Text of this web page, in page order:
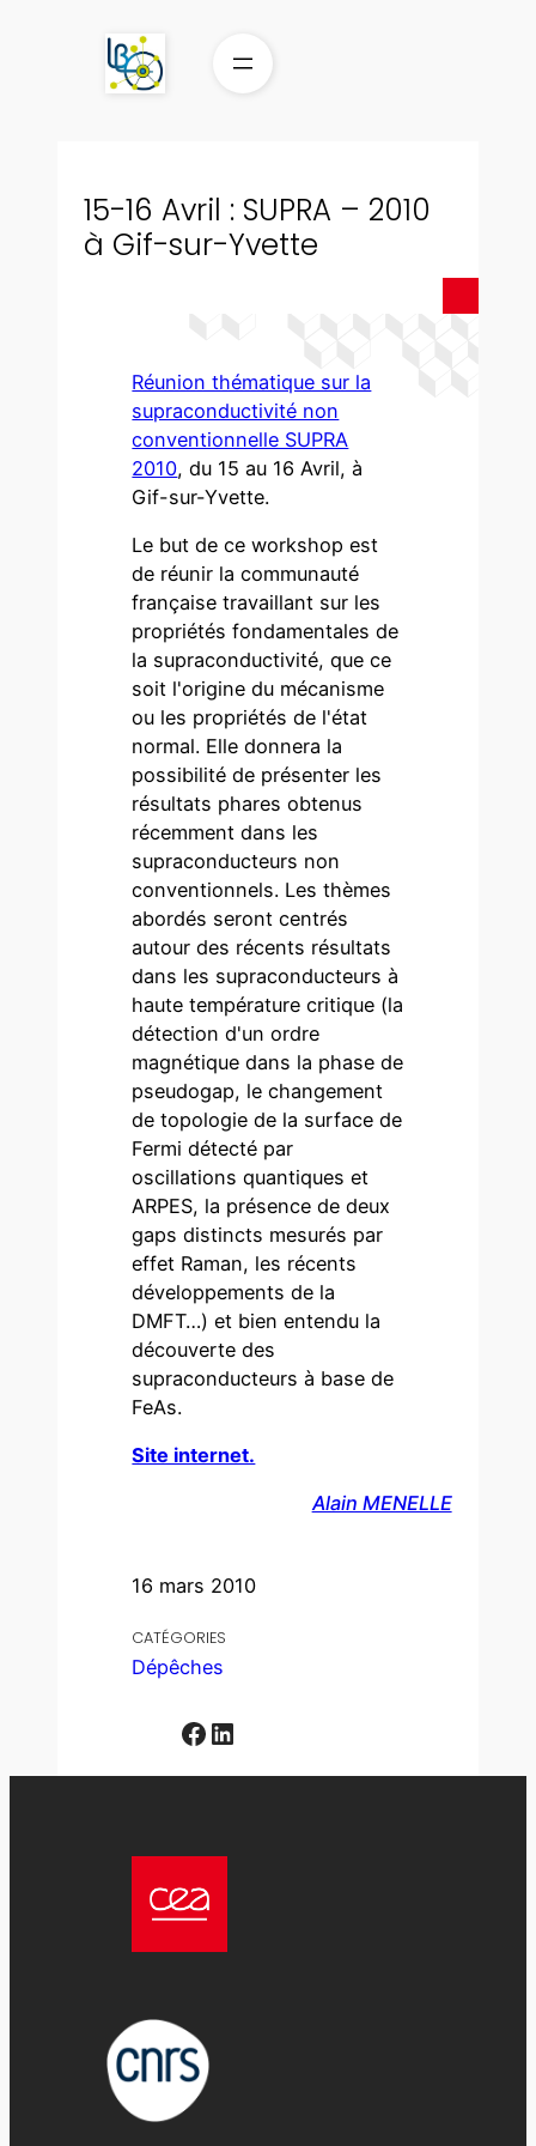
15-16 Avril : SUPRA – 2010
à Gif-sur-Yvette
16 mars 2010
CATÉGORIES
Dépêches
Facebook LinkedIn
Réunion thématique sur la
supraconductivité non
conventionnelle SUPRA
2010, du 15 au 16 Avril, à
Gif-sur-Yvette.
Le but de ce workshop est
de réunir la communauté
française travaillant sur les
propriétés fondamentales de
la supraconductivité, que ce
soit l'origine du mécanisme
ou les propriétés de l'état
normal. Elle donnera la
possibilité de présenter les
résultats phares obtenus
récemment dans les
supraconducteurs non
conventionnels. Les thèmes
abordés seront centrés
autour des récents résultats
dans les supraconducteurs à
haute température critique (la
détection d'un ordre
magnétique dans la phase de
pseudogap, le changement
de topologie de la surface de
Fermi détecté par
oscillations quantiques et
ARPES, la présence de deux
gaps distincts mesurés par
effet Raman, les récents
développements de la
DMFT…) et bien entendu la
découverte des
supraconducteurs à base de
FeAs.
Site internet.
Alain MENELLE